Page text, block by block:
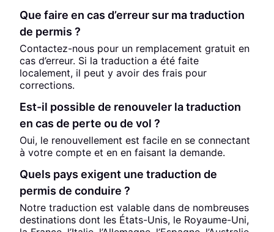
Que faire en cas d’erreur sur ma traduction
de permis ?
Contactez-nous pour un remplacement gratuit en
cas d’erreur. Si la traduction a été faite
localement, il peut y avoir des frais pour
corrections.
Est-il possible de renouveler la traduction
en cas de perte ou de vol ?
Oui, le renouvellement est facile en se connectant
à votre compte et en en faisant la demande.
Quels pays exigent une traduction de
permis de conduire ?
Notre traduction est valable dans de nombreuses
destinations dont les États-Unis, le Royaume-Uni,